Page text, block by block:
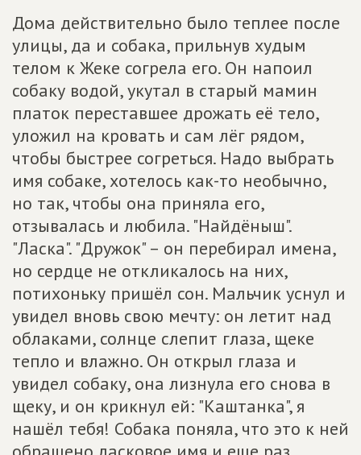
Дома действительно было теплее после
улицы, да и собака, прильнув худым
телом к Жеке согрела его. Он напоил
собаку водой, укутал в старый мамин
платок переставшее дрожать её тело,
уложил на кровать и сам лёг рядом,
чтобы быстрее согреться. Надо выбрать
имя собаке, хотелось как-то необычно,
но так, чтобы она приняла его,
отзывалась и любила. "Найдёныш".
"Ласка". "Дружок" – он перебирал имена,
но сердце не откликалось на них,
потихоньку пришёл сон. Мальчик уснул и
увидел вновь свою мечту: он летит над
облаками, солнце слепит глаза, щеке
тепло и влажно. Он открыл глаза и
увидел собаку, она лизнула его снова в
щеку, и он крикнул ей: "Каштанка", я
нашёл тебя! Собака поняла, что это к ней